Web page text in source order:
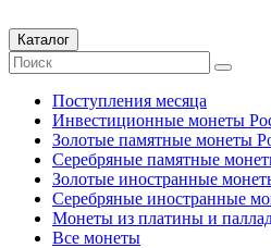
Каталог
Поступления месяца
Инвестиционные монеты
Золотые памятные монеты
Серебряные памятные
Золотые иностранные
Серебряные иностранные
Монеты из платины и
Все монеты